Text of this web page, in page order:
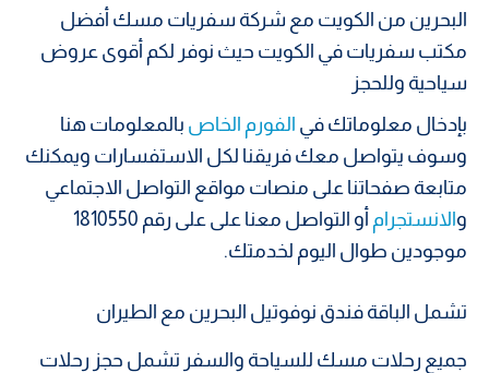
البحرين من الكويت مع شركة سفريات مسك أفضل
مكتب سفريات في الكويت حيث نوفر لكم أقوى عروض
سياحية وللحجز
بإدخال معلوماتك في الفورم الخاص بالمعلومات هنا
وسوف يتواصل معك فريقنا لكل الاستفسارات ويمكنك
متابعة صفحاتنا على منصات مواقع التواصل الاجتماعي
والانستجرام
أو التواصل معنا على على رقم 1810550
موجودين طوال اليوم لخدمتك.
تشمل الباقة فندق نوفوتيل البحرين مع الطيران
جميع رحلات مسك للسياحة والسفر تشمل حجز رحلات